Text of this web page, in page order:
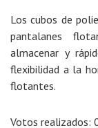
Los cubos de
pantalanes
almacenar y
flexibilidad a la
flotantes.
Votos realizados: